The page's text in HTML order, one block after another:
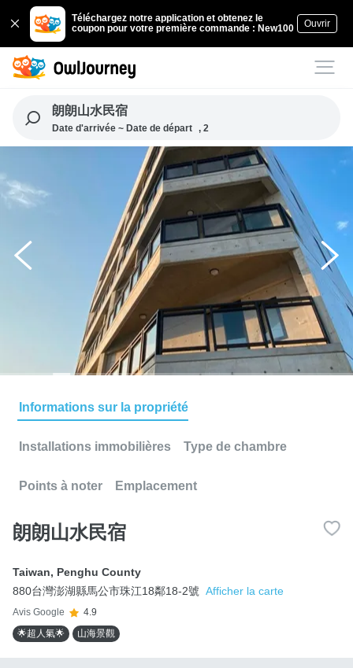
Téléchargez notre application et obtenez le
coupon pour votre première commande : New100
Ouvrir
朗朗山水民宿
Date d'arrivée ~ Date de départ , 2
Informations sur la propriété
Installations immobilières Type de chambre
Points à noter Emplacement
朗朗山水民宿
Taiwan, Penghu County
880台灣澎湖縣馬公市珠江18鄰18-2號 Afficher la carte
Avis Google
4.9
🌟超人氣🌟
山海景觀